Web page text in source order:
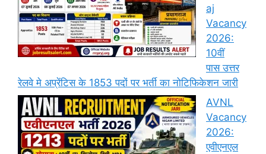
aj
Vacancy
2026:
10वीं
पास उत्तर
रेलवे मे अप्रेंटिस के 1853 पदों पर भर्ती का नोटिफिकेशन जारी
AVNL
Vacancy
2026:
एवीएनएल